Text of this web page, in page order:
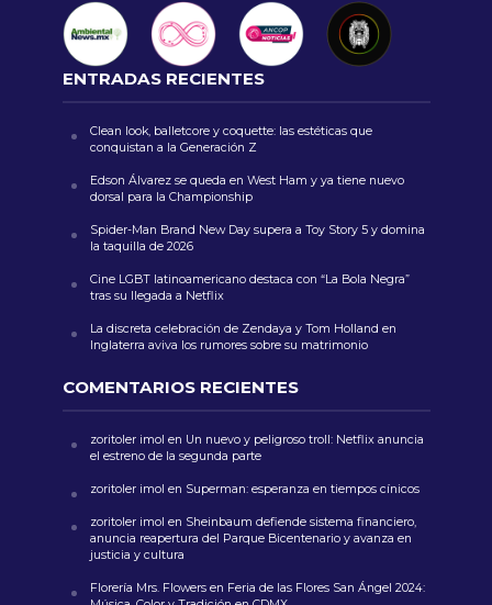
ENTRADAS RECIENTES
Clean look, balletcore y coquette: las estéticas que
conquistan a la Generación Z
Edson Álvarez se queda en West Ham y ya tiene nuevo
dorsal para la Championship
Spider-Man Brand New Day supera a Toy Story 5 y domina
la taquilla de 2026
Cine LGBT latinoamericano destaca con “La Bola Negra”
tras su llegada a Netflix
La discreta celebración de Zendaya y Tom Holland en
Inglaterra aviva los rumores sobre su matrimonio
COMENTARIOS RECIENTES
zoritoler imol en Un nuevo y peligroso troll: Netflix anuncia
el estreno de la segunda parte
zoritoler imol en Superman: esperanza en tiempos cínicos
zoritoler imol en Sheinbaum defiende sistema financiero,
anuncia reapertura del Parque Bicentenario y avanza en
justicia y cultura
Florería Mrs. Flowersen Feria de las Flores San Ángel 2024: